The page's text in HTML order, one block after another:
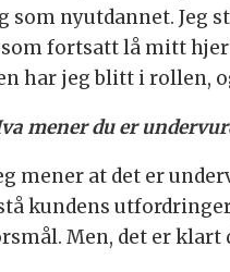
som nyutdannet. Jeg
fortsatt lå mitt
har jeg blitt i rollen,
mener du er
mener at det er
kundens
Men, det er klart